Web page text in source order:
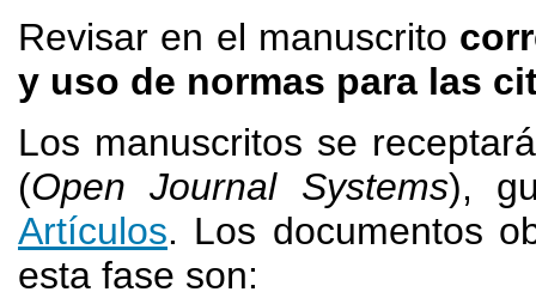
Revisar en el manuscrito
y uso de normas para las
Los manuscritos se
(Open Journal Systems),
Artículos. Los documentos
esta fase son: